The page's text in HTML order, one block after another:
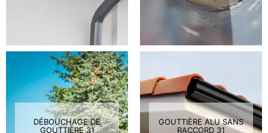
DÉBOUCHAGE DE
GOUTTIÈRE 31
GOUTTIÈRE ALU SANS
RACCORD 31